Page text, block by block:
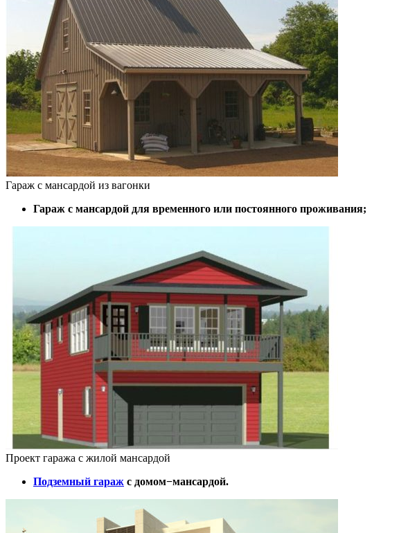
Гараж с мансардой из вагонки
Гараж с мансардой для временного или постоянного проживания;
Проект гаража с жилой мансардой
Подземный гараж с домом−мансардой.